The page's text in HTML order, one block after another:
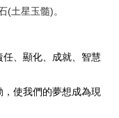
or more
(土星玉髓)。
、顯化、成就、智慧
使我們的夢想成為現